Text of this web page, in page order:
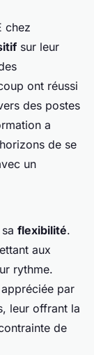
chez
sur leur
ont réussi
des postes
a
de se
un
flexibilité.
aux
rythme.
par
leur offrant la
de